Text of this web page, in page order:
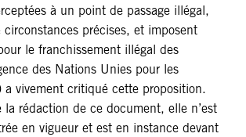
à un point de passage illégal,
précises, et imposent
le franchissement illégal des
des Nations Unies pour les
a vivement critiqué cette proposition.
la rédaction de ce document, elle n’est
en vigueur et est en instance devant